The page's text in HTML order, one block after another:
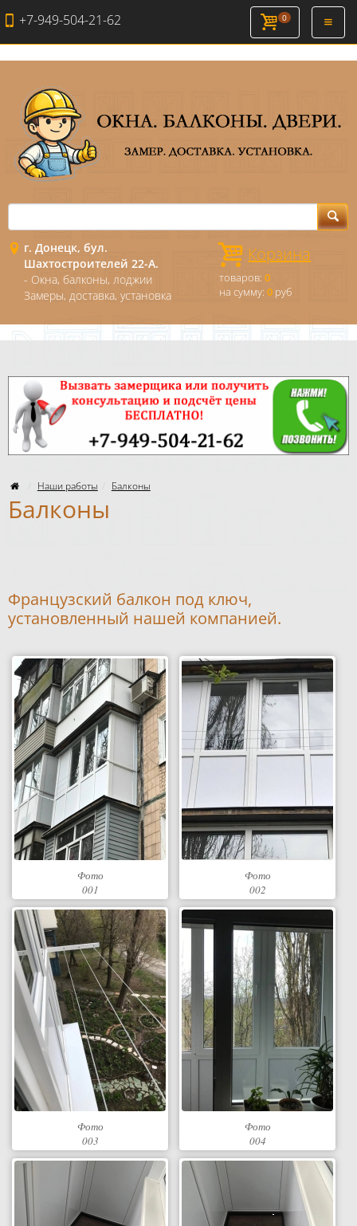
+7-949-504-21-62 0
г. Донецк, бул.
Шахтостроителей 22-А.
- Окна, балконы, лоджии
Замеры, доставка, установка
Корзина
товаров:0
на сумму:0 руб
Наши работы Балконы
Балконы
Французский балкон под ключ,
установленный нашей компанией.
Фото
001
Фото
002
Фото
003
Фото
004